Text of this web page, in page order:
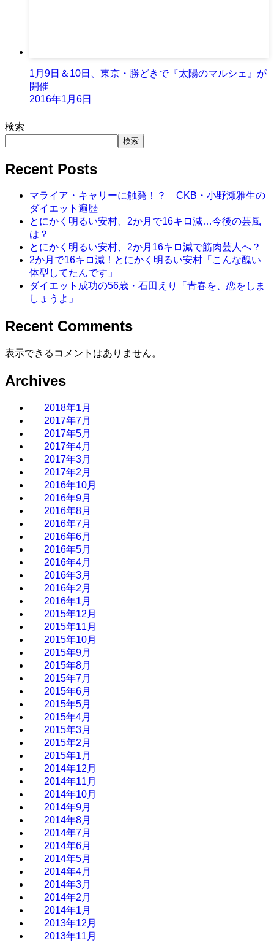
1月9日＆10日、東京・勝どきで『太陽のマルシェ』が
開催
2016年1月6日
検索
検索
Recent Posts
マライア・キャリーに触発！？ CKB・小野瀬雅生の
ダイエット遍歴
とにかく明るい安村、2か月で16キロ減…今後の芸風
は？
とにかく明るい安村、2か月16キロ減で筋肉芸人へ？
2か月で16キロ減！とにかく明るい安村「こんな醜い
体型してたんです」
ダイエット成功の56歳・石田えり「青春を、恋をしま
しょうよ」
Recent Comments
表示できるコメントはありません。
Archives
2018年1月
2017年7月
2017年5月
2017年4月
2017年3月
2017年2月
2016年10月
2016年9月
2016年8月
2016年7月
2016年6月
2016年5月
2016年4月
2016年3月
2016年2月
2016年1月
2015年12月
2015年11月
2015年10月
2015年9月
2015年8月
2015年7月
2015年6月
2015年5月
2015年4月
2015年3月
2015年2月
2015年1月
2014年12月
2014年11月
2014年10月
2014年9月
2014年8月
2014年7月
2014年6月
2014年5月
2014年4月
2014年3月
2014年2月
2014年1月
2013年12月
2013年11月